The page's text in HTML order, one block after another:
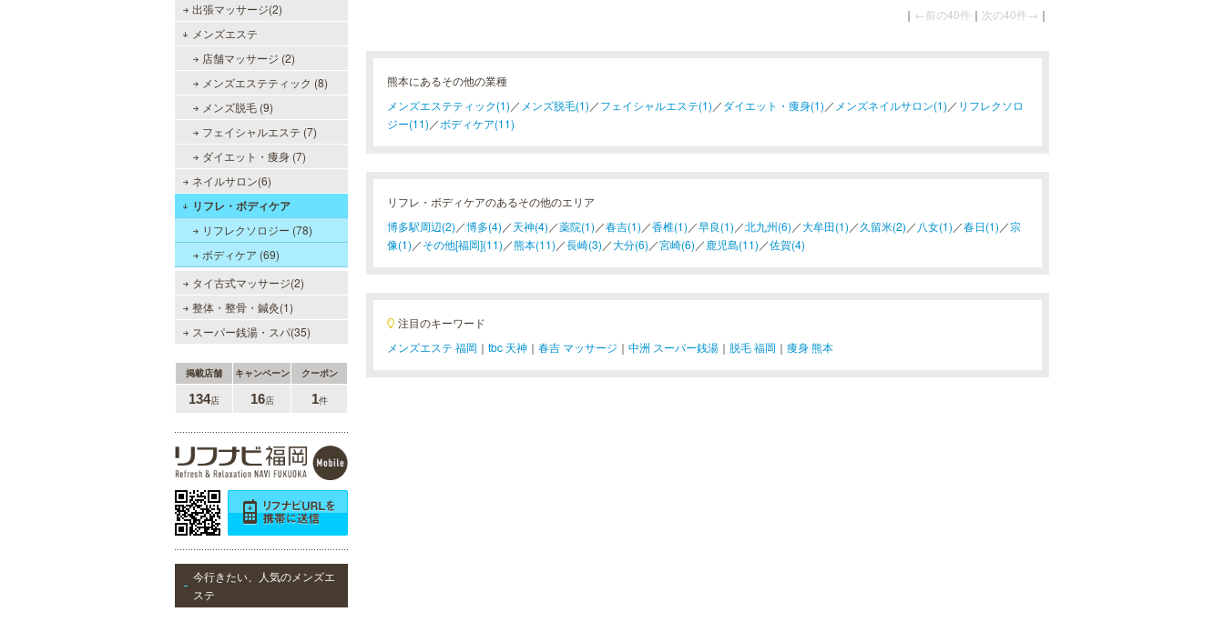
出張マッサージ(2)
メンズエステ
店舗マッサージ (2)
メンズエステティック (8)
メンズ脱毛 (9)
フェイシャルエステ (7)
ダイエット・痩身 (7)
ネイルサロン(6)
リフレ・ボディケア
リフレクソロジー (78)
ボディケア (69)
タイ古式マッサージ(2)
整体・整骨・鍼灸(1)
スーパー銭湯・スパ(35)
掲載店舗 キャンペーン クーポン
134店 16店 1件
今行きたい、人気のメンズエ
ステ
万葉の湯 博多
便利なのにくつろげる上質な温泉が
博多に誕生しました。九州の東西を
代表する名湯、大分・由布院と佐
賀・武雄から毎日運び込む最上質の
温泉を、高級旅館のような空間で、
ラ・パルレ 天神店
ラ・パルレは独自の研究と実績をベ
ースに誕生。ダイエットや脱毛だけ
ではなく、フェイシャルやヒーリン
グエステ等外側からも内側からも美
しくなるメニューを豊富に取り揃え
ております。お得な体験コースも必
見です。
MEN’S TBC 博多本店（バスタ
ーミナル）
メンズTBCはライフスタイルにリン
ラダ脱毛、ヒゲ脱毛、引き締め、フ
ェイスケア等、お客様のニーズにマ
ッチした施術で日常に寄り添いま
す。まずはお得な体験コースをチェ
ック。
メンズリゼクリニックの永久脱毛が
全国で受けられます。多くの男性患
｜ ←前の40件 ｜ 次の40件→ ｜
熊本にあるその他の業種
メンズエステティック(1) ／ メンズ脱毛(1) ／フェイシャルエステ(1) ／ダイエット・痩身(1) ／ メンズネイルサロン(1) ／ リフレクソロ
ジー(11) ／ボディケア(11)
リフレ・ボディケアのあるその他のエリア
博多駅周辺(2) ／博多(4) ／天神(4) ／薬院(1) ／春吉(1) ／香椎(1) ／早良(1) ／北九州(6) ／大牟田(1) ／久留米(2) ／ 八女(1) ／春日(1) ／宗
像(1) ／その他[福岡](11) ／熊本(11) ／長崎(3) ／大分(6) ／宮崎(6) ／ 鹿児島(11) ／佐賀(4)
注目のキーワード
メンズエステ 福岡 ｜ tbc 天神 ｜ 春吉 マッサージ ｜ 中洲 スーパー銭湯 ｜ 脱毛 福岡 ｜ 痩身 熊本